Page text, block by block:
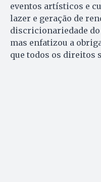
eventos artísticos e
lazer e geração de
discricionariedade
mas enfatizou a
que todos os direitos